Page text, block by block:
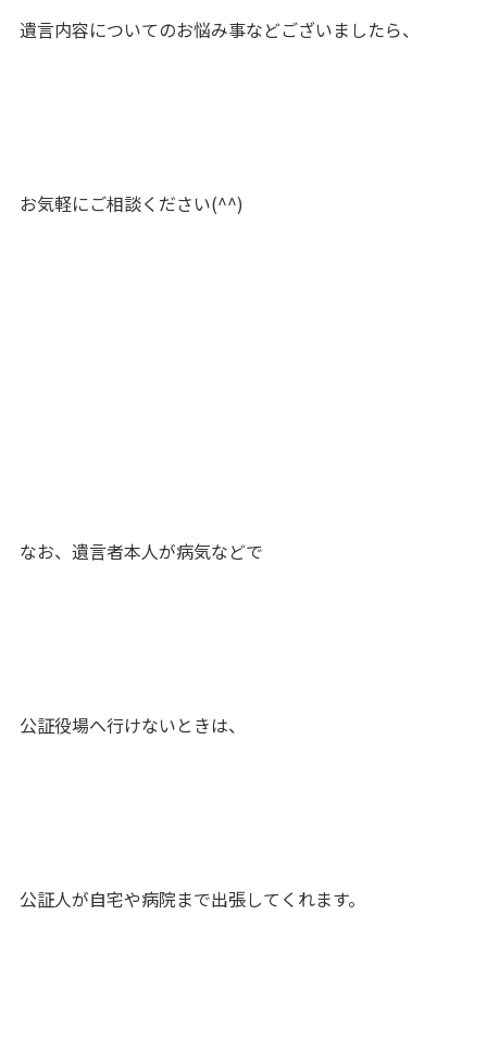
遺言内容についてのお悩み事などございましたら、
お気軽にご相談ください(^^)
なお、遺言者本人が病気などで
公証役場へ行けないときは、
公証人が自宅や病院まで出張してくれます。